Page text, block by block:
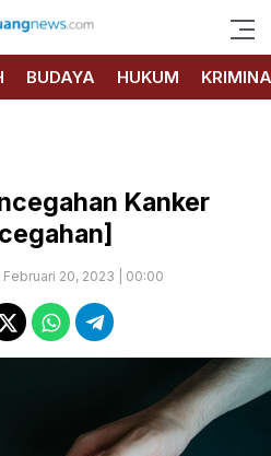
RUANG
NEWS
BUDAYA HUKUM
Kanker
Februari 20, 2023 | 00:00